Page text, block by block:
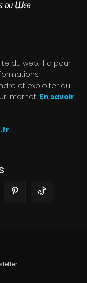
du web. Il a pour
et exploiter au
Internet. En savoir